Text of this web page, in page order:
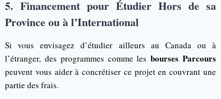
5. Financement pour Étudier Hors de sa
Province ou à l’International
Si vous envisagez d’étudier ailleurs au Canada ou à
l’étranger, des programmes comme lesbourses Parcours
peuvent vous aider à concrétiser ce projet en couvrant une
partie des frais.